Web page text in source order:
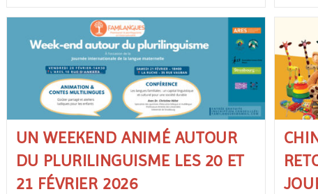
UN WEEKEND ANIMÉ AUTOUR
DU PLURILINGUISME LES 20 ET
21 FÉVRIER 2026